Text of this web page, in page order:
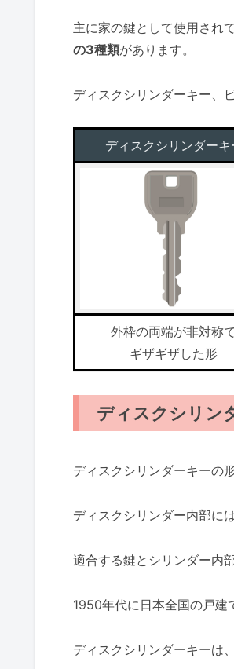
主に家の鍵として使用され
の3種類があります。
ディスクシリンダーキー、
ディスクシリンダーキ
外枠の両端が非対称
ギザギザした形
ディスクシリン
ディスクシリンダーキーの形
ディスクシリンダー内部に
適合する鍵とシリンダー内
1950年代に日本全国の戸建
ディスクシリンダーキーは